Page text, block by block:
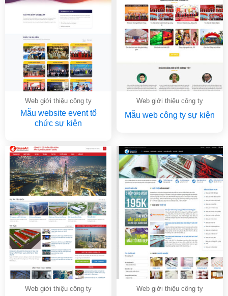
Web giới thiệu công ty
Mẫu website event tổ
chức sự kiện
Web giới thiệu công ty
Mẫu web công ty sự kiện
Web giới thiệu công ty Web giới thiệu công ty